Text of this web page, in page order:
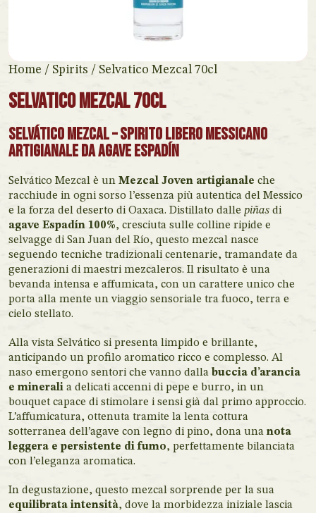
Home / Spirits / Selvatico Mezcal 70cl
Selvatico Mezcal 70cl
Selvático Mezcal – Spirito libero messicano
artigianale da agave Espadín
Selvático Mezcal è un Mezcal Joven artigianale che
racchiude in ogni sorso l’essenza più autentica del Messico
e la forza del deserto di Oaxaca. Distillato dalle piñas di
agave Espadín 100%, cresciuta sulle colline ripide e
selvagge di San Juan del Río, questo mezcal nasce
seguendo tecniche tradizionali centenarie, tramandate da
generazioni di maestri mezcaleros. Il risultato è una
bevanda intensa e affumicata, con un carattere unico che
porta alla mente un viaggio sensoriale tra fuoco, terra e
cielo stellato.
Alla vista Selvático si presenta limpido e brillante,
anticipando un profilo aromatico ricco e complesso. Al
naso emergono sentori che vanno dalla buccia d’arancia
e minerali a delicati accenni di pepe e burro, in un
bouquet capace di stimolare i sensi già dal primo approccio.
L’affumicatura, ottenuta tramite la lenta cottura
sotterranea dell’agave con legno di pino, dona una nota
leggera e persistente di fumo, perfettamente bilanciata
con l’eleganza aromatica.
In degustazione, questo mezcal sorprende per la sua
equilibrata intensità, dove la morbidezza iniziale lascia